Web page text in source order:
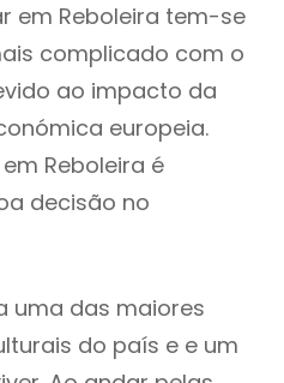
em Reboleira tem-se
complicado com o
ao impacto da
europeia.
Reboleira é
decisão no
uma das maiores
do país e e um